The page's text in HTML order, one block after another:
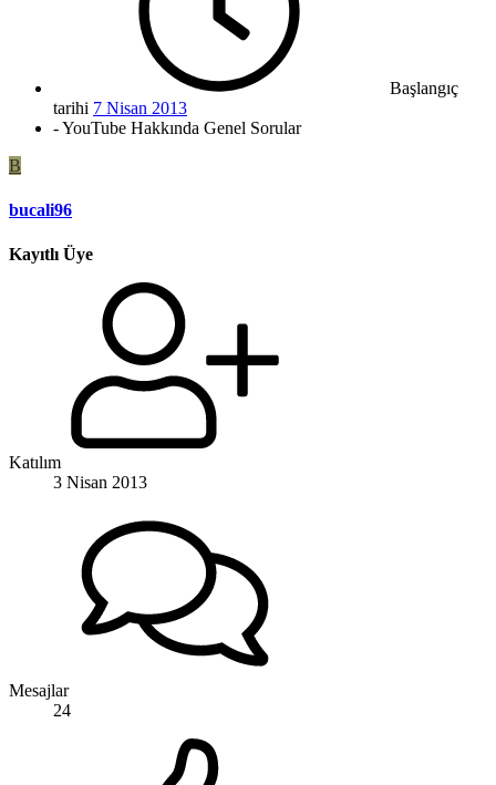
Başlangıç
tarihi 7 Nisan 2013
- YouTube Hakkında Genel Sorular
B
bucali96
Kayıtlı Üye
Katılım
3 Nisan 2013
Mesajlar
24